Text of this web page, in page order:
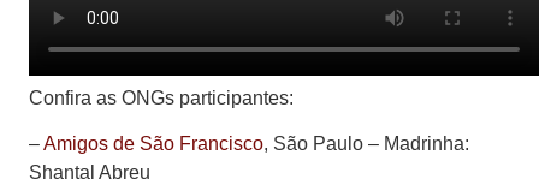
Confira as ONGs participantes:
–Amigos de São Francisco, São Paulo – Madrinha:
Shantal Abreu